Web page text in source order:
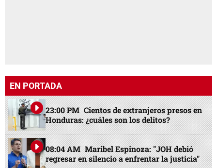
EN PORTADA
23:00 PM Cientos de extranjeros presos en
Honduras: ¿cuáles son los delitos?
08:04 AM Maribel Espinoza: "JOH debió
regresar en silencio a enfrentar la justicia"